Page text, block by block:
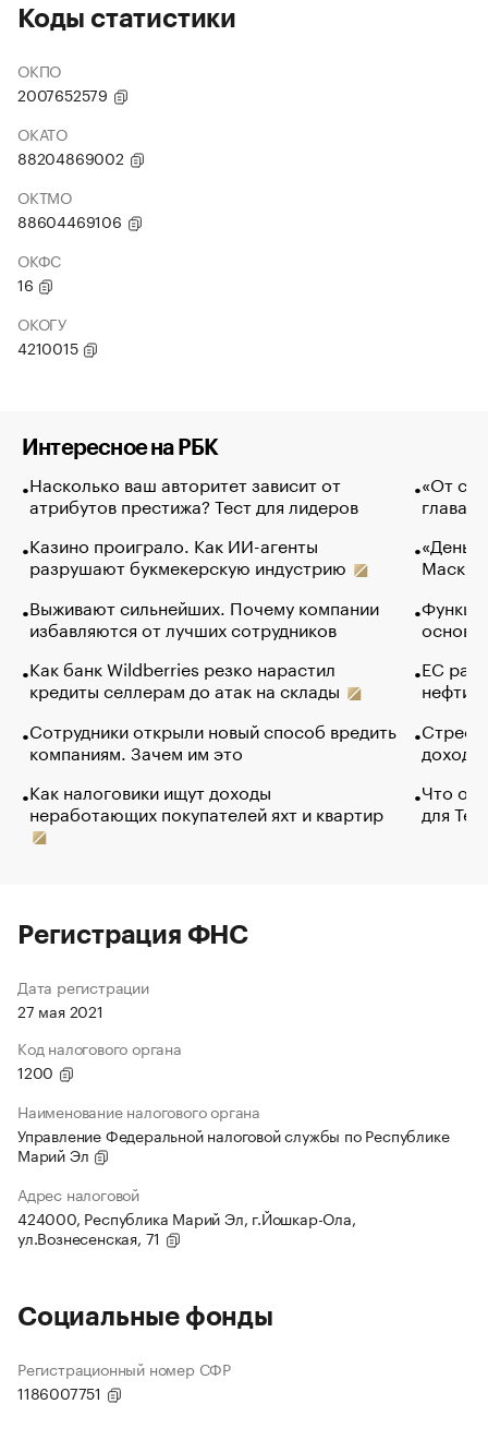
Коды статистики
ОКПО
2007652579
ОКАТО
88204869002
ОКТМО
88604469106
ОКФС
16
ОКОГУ
4210015
Интересное на РБК
Насколько ваш авторитет зависит от
атрибутов престижа? Тест для лидеров
Казино проиграло. Как ИИ-агенты
разрушают букмекерскую индустрию
Выживают сильнейших. Почему компании
избавляются от лучших сотрудников
Как банк Wildberries резко нарастил
кредиты селлерам до атак на склады
Сотрудники открыли новый способ вредить
компаниям. Зачем им это
Как налоговики ищут доходы
неработающих покупателей яхт и квартир
«От
глава
Маск в
основ
ЕС
нефти
Что
для
Регистрация ФНС
Дата регистрации
27 мая 2021
Код налогового органа
1200
Наименование налогового органа
Управление Федеральной налоговой службы по Республике
Марий Эл
Адрес налоговой
424000, Республика Марий Эл, г.Йошкар-Ола,
ул.Вознесенская, 71
Социальные фонды
Регистрационный номер СФР
1186007751